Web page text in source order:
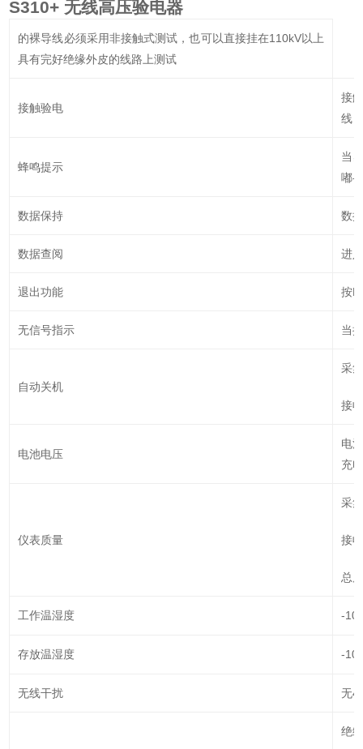
S310+ 无线高压验电器
的裸导线必须采用非接触式测试，也可以直接挂在110kV以上
具有完好绝缘外皮的线路上测试
接触验电
接
线
蜂鸣提示
当
嘟--
数据保持 数
数据查阅 进
退出功能 按
无信号指示 当
自动关机
采
接
电池电压
电
充
仪表质量
采
接
总
工作温湿度 -10
存放温湿度 -10
无线干扰 无
绝